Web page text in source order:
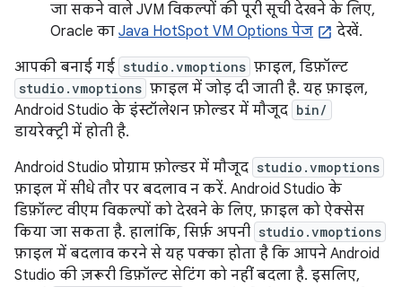
जा सकने वाले JVM विकल्पों की पूरी सूची देखने के लिए,
Oracle का Java HotSpot VM Options पेज
देखें.
आपकी बनाई गई studio.vmoptions फ़ाइल, डिफ़ॉल्ट
studio.vmoptions फ़ाइल में जोड़ दी जाती है. यह फ़ाइल,
Android Studio के इंस्टॉलेशन फ़ोल्डर में मौजूद bin/
डायरेक्ट्री में होती है.
Android Studio प्रोग्राम फ़ोल्डर में मौजूद studio.vmoptions
फ़ाइल में सीधे तौर पर बदलाव न करें. Android Studio के
डिफ़ॉल्ट वीएम विकल्पों को देखने के लिए, फ़ाइल को ऐक्सेस
किया जा सकता है. हालांकि, सिर्फ़ अपनी studio.vmoptions
फ़ाइल में बदलाव करने से यह पक्का होता है कि आपने Android
Studio की ज़रूरी डिफ़ॉल्ट सेटिंग को नहीं बदला है. इसलिए,